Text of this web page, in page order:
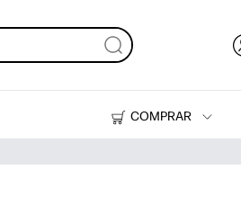
COMPRAR
Impresoras